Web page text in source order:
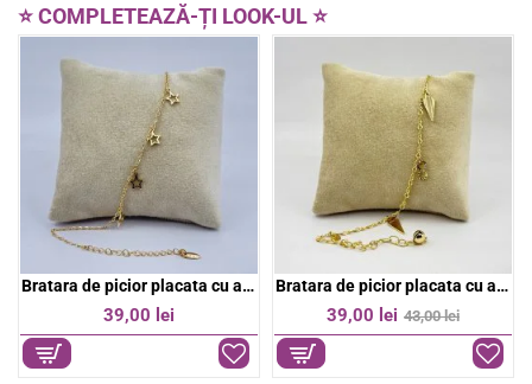
e
b
o
t
s
p
⭐ COMPLETEAZĂ-ȚI LOOK-UL ⭐
Bratara de picior placata cu aur 18k
39,00 lei
-9%Bratara de picior placata cu aur 18k
39,00 lei 43,00 lei